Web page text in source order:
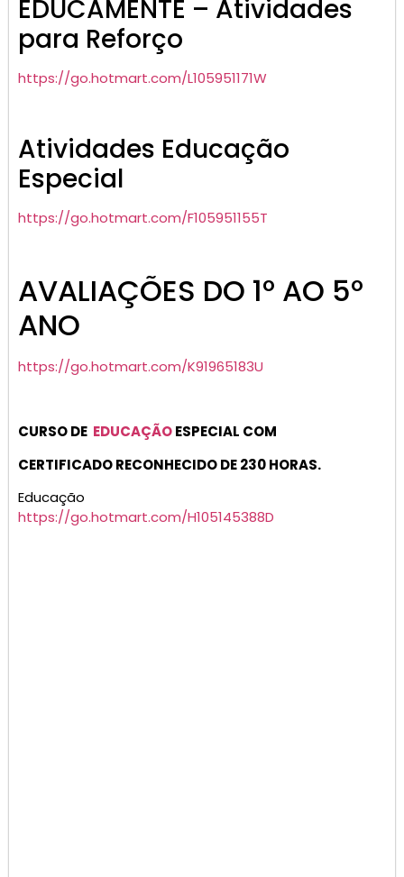
EDUCAMENTE – Atividades
para Reforço
https://go.hotmart.com/L105951171W
Atividades Educação
Especial
https://go.hotmart.com/F105951155T
AVALIAÇÕES DO 1º AO 5º
ANO
https://go.hotmart.com/K91965183U
CURSO DE EDUCAÇÃOESPECIAL COM
CERTIFICADO RECONHECIDO DE 230 HORAS.
Educação
https://go.hotmart.com/H105145388D